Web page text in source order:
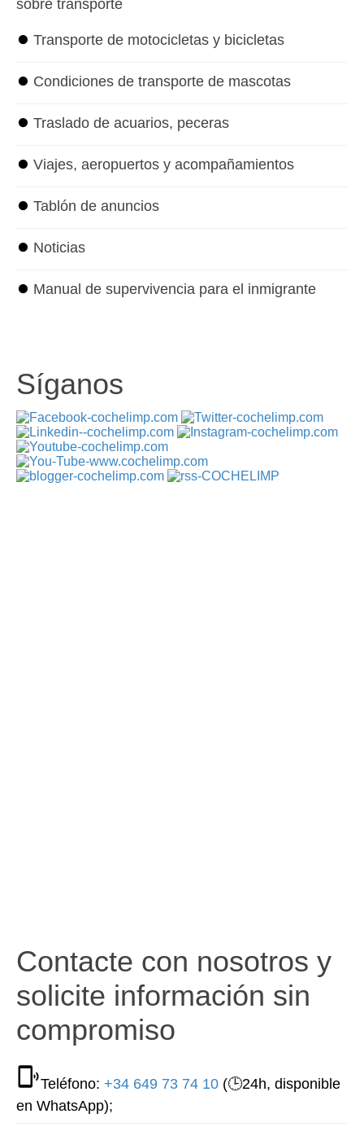
sobre transporte
⏺ Transporte de motocicletas y bicicletas
⏺ Condiciones de transporte de mascotas
⏺ Traslado de acuarios, peceras
⏺ Viajes, aeropuertos y acompañamientos
⏺ Tablón de anuncios
⏺ Noticias
⏺ Manual de supervivencia para el inmigrante
Síganos
Contacte con nosotros y
solicite información sin
compromiso
Teléfono: +34 649 73 74 10 (🕒24h, disponible
en WhatsApp);